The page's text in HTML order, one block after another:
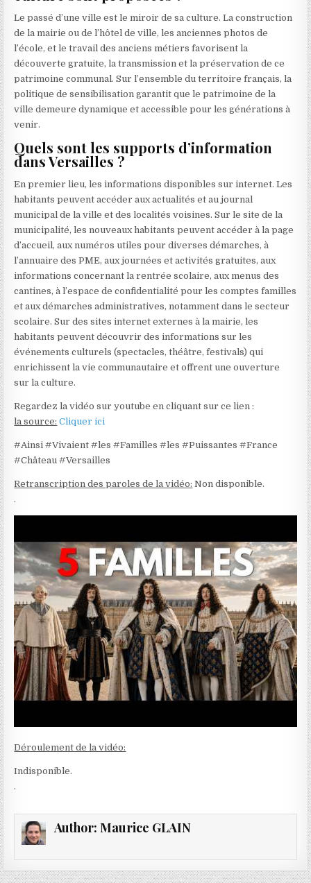
Le passé d’une ville est le miroir de sa culture. La construction
de la mairie ou de l’hôtel de ville, les anciennes photos de
l’école, et le travail des anciens métiers favorisent la
découverte gratuite, la transmission et la préservation de ce
patrimoine communal. Sur l’ensemble du territoire français, la
politique de sensibilisation garantit que le patrimoine de la
ville demeure dynamique et accessible pour les générations à
venir.
Quels sont les supports d’information
dans Versailles ?
En premier lieu, les informations disponibles sur internet. Les
habitants peuvent accéder aux actualités et au journal
municipal de la ville et des localités voisines. Sur le site de la
municipalité, les nouveaux habitants peuvent accéder à la page
d’accueil, aux numéros utiles pour diverses démarches, à
l’annuaire des PME, aux journées et activités gratuites, aux
informations concernant la rentrée scolaire, aux menus des
cantines, à l’espace de confidentialité pour les comptes familles
et aux démarches administratives, notamment dans le secteur
scolaire. Sur des sites internet externes à la mairie, les
habitants peuvent découvrir des informations sur les
événements culturels (spectacles, théâtre, festivals) qui
enrichissent la vie communautaire et offrent une ouverture
sur la culture.
Regardez la vidéo sur youtube en cliquant sur ce lien :
la source: Cliquer ici
#Ainsi #Vivaient #les #Familles #les #Puissantes #France
#Château #Versailles
Retranscription des paroles de la vidéo: Non disponible.
.
Déroulement de la vidéo:
Indisponible.
.
Author: Maurice GLAIN